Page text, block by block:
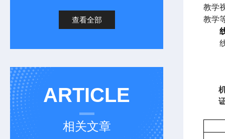
查看全部
ARTICLE
相关文章
教学
教学